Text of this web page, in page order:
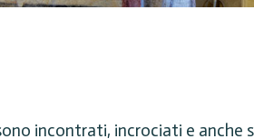
incontrati, incrociati e